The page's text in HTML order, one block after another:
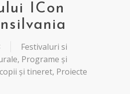
ICon
Festivaluri si
, Programe și
și tineret, Proiecte